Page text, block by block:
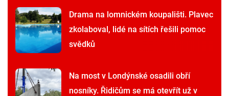
Drama na lomnickém koupališti. Plavec
zkolaboval, lidé na sítích řešili pomoc
svědků
Na most v Londýnské osadili obří
nosníky. Řidičům se má otevřít už v